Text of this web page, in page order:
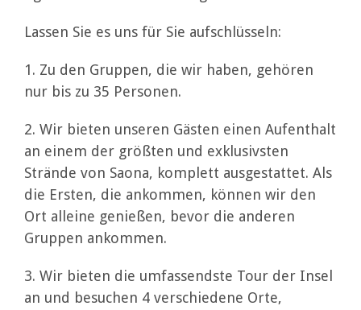
Lassen Sie es uns für Sie aufschlüsseln:
1. Zu den Gruppen, die wir haben, gehören
nur bis zu 35 Personen.
2. Wir bieten unseren Gästen einen Aufenthalt
an einem der größten und exklusivsten
Strände von Saona, komplett ausgestattet. Als
die Ersten, die ankommen, können wir den
Ort alleine genießen, bevor die anderen
Gruppen ankommen.
3. Wir bieten die umfassendste Tour der Insel
an und besuchen 4 verschiedene Orte,